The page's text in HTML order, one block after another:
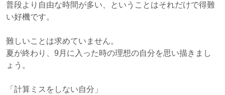
普段より自由な時間が多い、ということはそれだけで得難
い好機です。
難しいことは求めていません。
夏が終わり、9月に入った時の理想の自分を思い描きまし
ょう。
「計算ミスをしない自分」